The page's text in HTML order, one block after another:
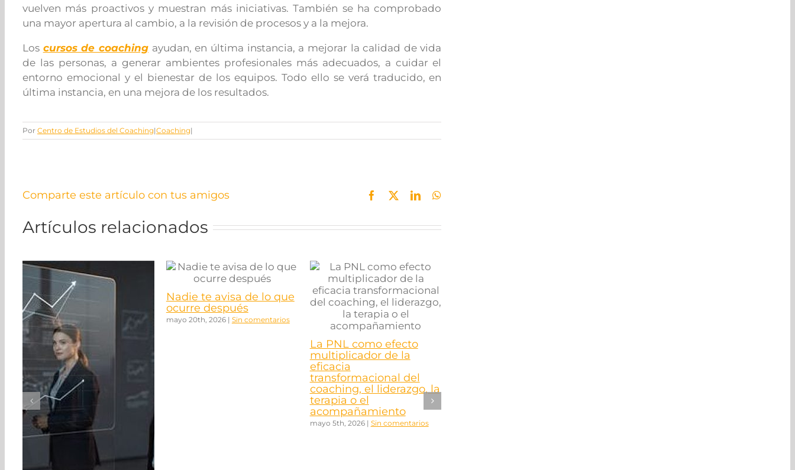
vuelven más proactivos y muestran más iniciativas. También se ha comprobado
una mayor apertura al cambio, a la revisión de procesos y a la mejora.
Los cursos de coachingayudan, en última instancia, a mejorar la calidad de vida
de las personas, a generar ambientes profesionales más adecuados, a cuidar el
entorno emocional y el bienestar de los equipos. Todo ello se verá traducido, en
última instancia, en una mejora de los resultados.
Por Centro de Estudios del Coaching|Coaching|
Comparte este artículo con tus amigos Facebook LinkedInWhatsApp
Artículos relacionados
Nadie te avisa de lo que
ocurre después
mayo 20th, 2026 | Sin comentarios
La PNL como efecto
multiplicador de la
eficacia
transformacional del
coaching, el liderazgo, la
terapia o el
acompañamiento
mayo 5th, 2026 | Sin comentarios